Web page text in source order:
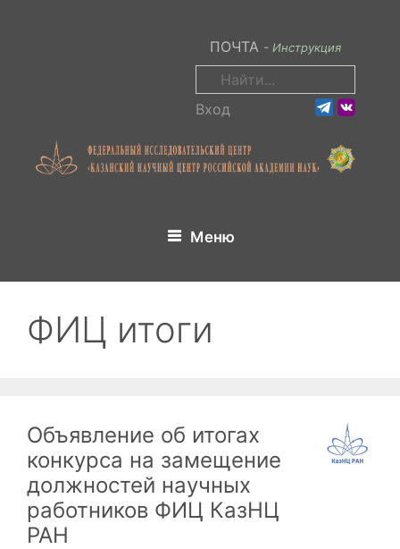
ПОЧТА - Инструкция
Поиск:
Вход
Меню
ФИЦ итоги
Объявление об итогах
конкурса на замещение
должностей научных
работников ФИЦ КазНЦ
РАН